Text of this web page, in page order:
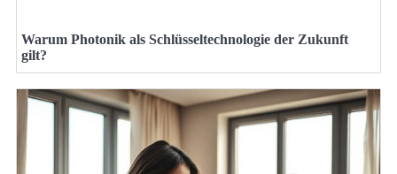
Warum Photonik als Schlüsseltechnologie der Zukunft
gilt?